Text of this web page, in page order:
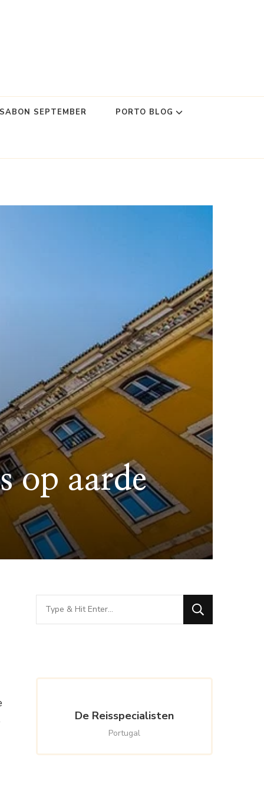
SEPTEMBER PORTO BLOG
op aarde
Looking
for
De Reisspecialisten
Portugal